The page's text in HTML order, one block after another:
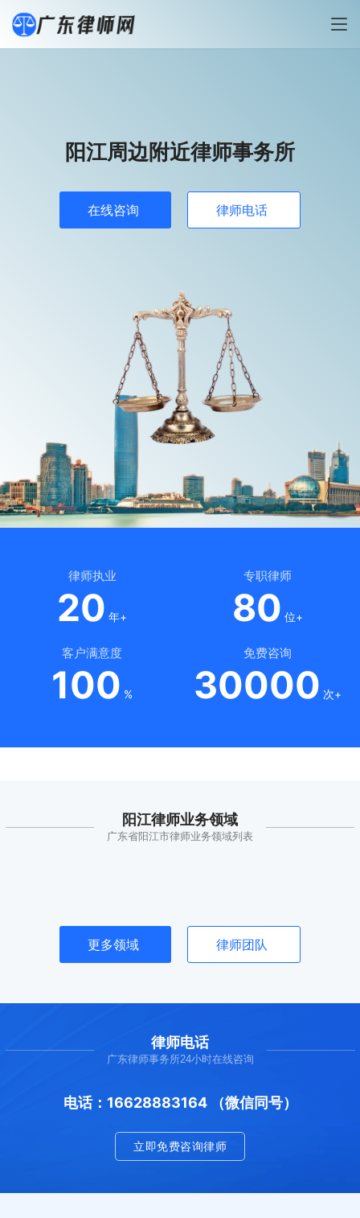
阳江周边附近律师事务所
在线咨询 律师电话
律师执业
20 年+
专职律师
80 位+
客户满意度
100 %
免费咨询
30000 次+
阳江律师业务领域
广东省阳江市律师业务领域列表
更多领域 律师团队
律师电话
广东律师事务所24小时在线咨询
电话：16628883164 （微信同号）
立即免费咨询律师